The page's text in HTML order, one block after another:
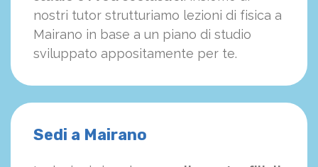
nostri tutor strutturiamo lezioni di fisica a
Mairano in base a un piano di studio
sviluppato appositamente per te.
Sedi a Mairano